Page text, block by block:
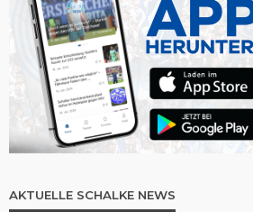
AKTUELLE SCHALKE NEWS